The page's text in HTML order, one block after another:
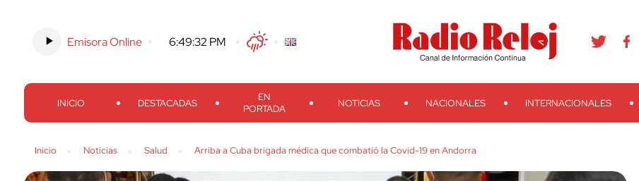
Emisora Online -6:49:33 PM TwitterFacebook
Threads
Instagram TelegramTeveo Ivoox RSS Search
INICIO DESTACADAS
EN
PORTADA
NOTICIAS NACIONALES INTERNACIONALES
Inicio Noticias Salud Arriba a Cuba brigada médica que combatió la Covid-19 en Andorra